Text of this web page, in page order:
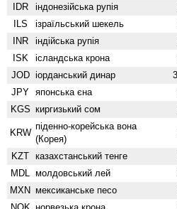
IDR індонезійська рупія
ILS ізраїльський шекель
INR індійська рупія
ISK ісландська крона
JOD іорданський динар
JPY японська єна
KGS киргизький сом
KRW
піденно-корейська вона
(Корея)
KZT казахстанський тенге
MDL молдовський лей
MXN мексиканське песо